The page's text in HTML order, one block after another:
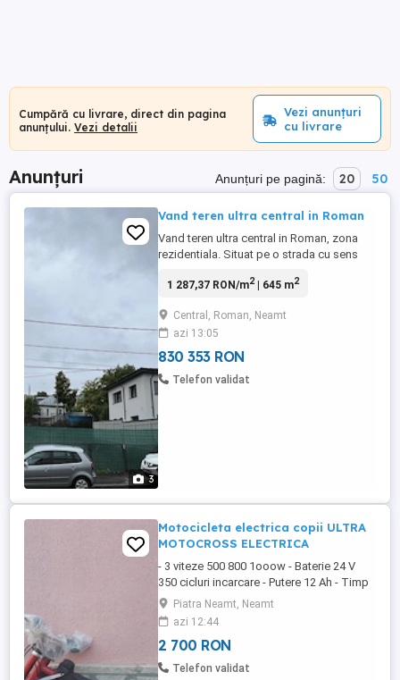
Cumpără cu livrare, direct din pagina
anunțului. Vezi detalii
Vezi anunțuri
cu livrare
Anunțuri Anunțuri pe pagină: 20 50
3
Vand teren ultra central in Roman
Vand teren ultra central in Roman, zona
rezidentiala. Situat pe o strada cu sens
imediata vecinatate. Utilitatile - gaz, apa -
poarta. Suprafata de 645mp este
generoasa, atat pentru constructia unei
locuinte unifamiliale ...
1 287,37 RON/m2| 645 m2
Central, Roman, Neamt
azi 13:05
830 353 RON
Telefon validat
Motocicleta electrica copii ULTRA
MOTOCROSS ELECTRICA
- 3 viteze 500 800 1ooow - Baterie 24 V
350 cicluri incarcare - Putere 12 Ah - Timp
de incarcare 5-7 h - Viteza maxima 29 - 40
km h - 1200x550x790 mm - Greutate 21 kg
- Greutate admisibila 90 kg
Piatra Neamt, Neamt
azi 12:44
2 700 RON
Telefon validat